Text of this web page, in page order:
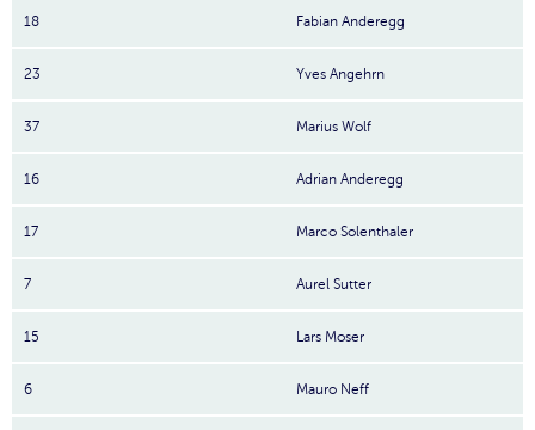
18 Fabian Anderegg
23 Yves Angehrn
37 Marius Wolf
16 Adrian Anderegg
17 Marco Solenthaler
7 Aurel Sutter
15 Lars Moser
6 Mauro Neff